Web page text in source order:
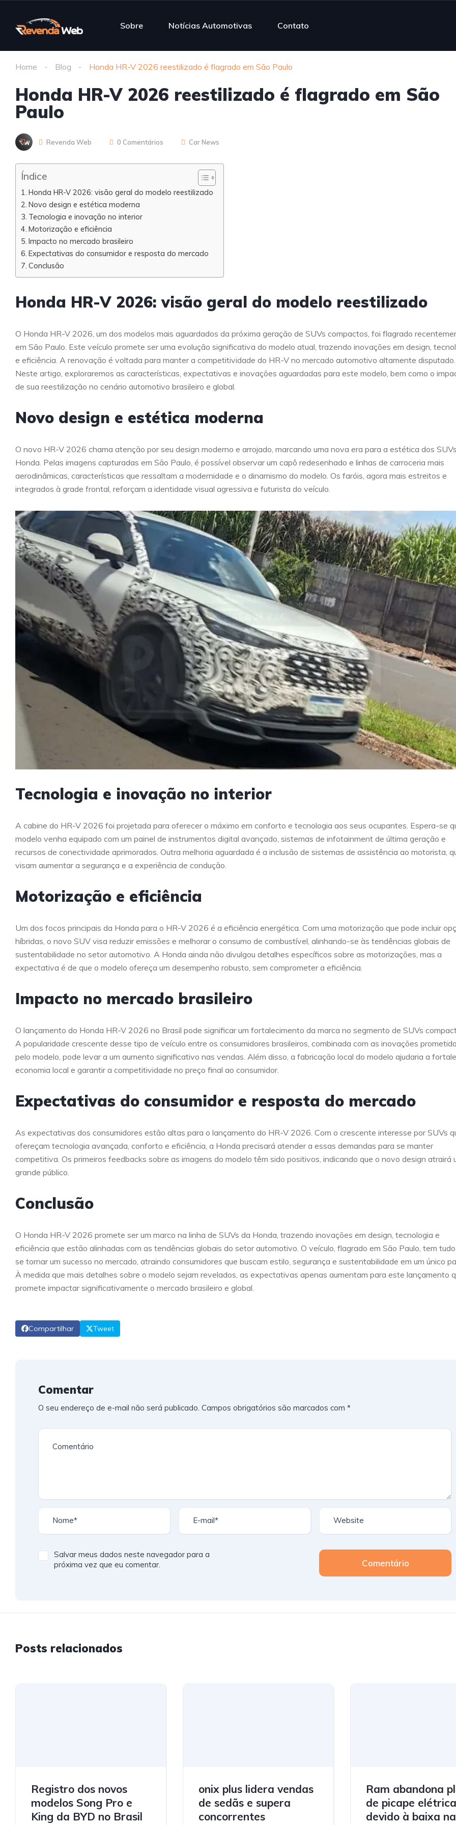
Sobre Notícias Automotivas Contato
Home Blog Honda HR-V 2026 reestilizado é flagrado em São Paulo
Honda HR-V 2026 reestilizado é flagrado em São
Paulo
Revenda Web 0 Comentários Car News
Índice
Honda HR-V 2026: visão geral do modelo reestilizado
Novo design e estética moderna
Tecnologia e inovação no interior
Motorização e eficiência
Impacto no mercado brasileiro
Expectativas do consumidor e resposta do mercado
Conclusão
Honda HR-V 2026: visão geral do modelo reestilizado
O Honda HR-V 2026, um dos modelos mais aguardados da próxima geração de SUVs compactos, foi flagrado
em São Paulo. Este veículo promete ser uma evolução significativa do modelo atual, trazendo inovações em design,
e eficiência. A renovação é voltada para manter a competitividade do HR-V no mercado automotivo altamente disputado.
Neste artigo, exploraremos as características, expectativas e inovações aguardadas para este modelo, bem como o
de sua reestilização no cenário automotivo brasileiro e global.
Novo design e estética moderna
O novo HR-V 2026 chama atenção por seu design moderno e arrojado, marcando uma nova era para a estética dos
Honda. Pelas imagens capturadas em São Paulo, é possível observar um capô redesenhado e linhas de carroceria mais
aerodinâmicas, características que ressaltam a modernidade e o dinamismo do modelo. Os faróis, agora mais estreitos e
integrados à grade frontal, reforçam a identidade visual agressiva e futurista do veículo.
Tecnologia e inovação no interior
A cabine do HR-V 2026 foi projetada para oferecer o máximo em conforto e tecnologia aos seus ocupantes. Espera-se
modelo venha equipado com um painel de instrumentos digital avançado, sistemas de infotainment de última geração e
recursos de conectividade aprimorados. Outra melhoria aguardada é a inclusão de sistemas de assistência ao motorista,
visam aumentar a segurança e a experiência de condução.
Motorização e eficiência
Um dos focos principais da Honda para o HR-V 2026 é a eficiência energética. Com uma motorização que pode incluir
híbridas, o novo SUV visa reduzir emissões e melhorar o consumo de combustível, alinhando-se às tendências globais de
sustentabilidade no setor automotivo. A Honda ainda não divulgou detalhes específicos sobre as motorizações, mas a
expectativa é de que o modelo ofereça um desempenho robusto, sem comprometer a eficiência.
Impacto no mercado brasileiro
O lançamento do Honda HR-V 2026 no Brasil pode significar um fortalecimento da marca no segmento de SUVs
A popularidade crescente desse tipo de veículo entre os consumidores brasileiros, combinada com as inovações
pelo modelo, pode levar a um aumento significativo nas vendas. Além disso, a fabricação local do modelo ajudaria a
economia local e garantir a competitividade no preço final ao consumidor.
Expectativas do consumidor e resposta do mercado
As expectativas dos consumidores estão altas para o lançamento do HR-V 2026. Com o crescente interesse por SUVs
ofereçam tecnologia avançada, conforto e eficiência, a Honda precisará atender a essas demandas para se manter
competitiva. Os primeiros feedbacks sobre as imagens do modelo têm sido positivos, indicando que o novo design atrairá
grande público.
Conclusão
O Honda HR-V 2026 promete ser um marco na linha de SUVs da Honda, trazendo inovações em design, tecnologia e
eficiência que estão alinhadas com as tendências globais do setor automotivo. O veículo, flagrado em São Paulo, tem
se tornar um sucesso no mercado, atraindo consumidores que buscam estilo, segurança e sustentabilidade em um único
À medida que mais detalhes sobre o modelo sejam revelados, as expectativas apenas aumentam para este lançamento
promete impactar significativamente o mercado brasileiro e global.
Compartilhar Tweet
Comentar
O seu endereço de e-mail não será publicado. Campos obrigatórios são marcados com *
Salvar meus dados neste navegador para a
próxima vez que eu comentar.
Comentário
Posts relacionados
Registro dos novos
modelos Song Pro e
King da BYD no Brasil
onix plus lidera vendas
de sedãs e supera
concorrentes
Ram abandona
de picape elétrica
devido à baixa